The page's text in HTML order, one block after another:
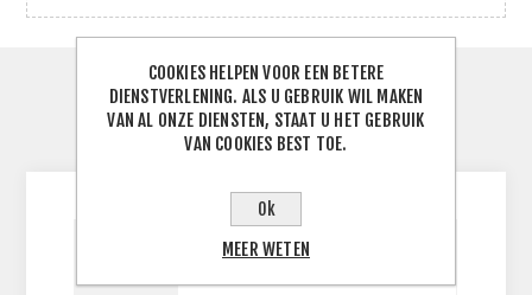
SPECIFICATIES
CONTACTEER ONS
20
COOKIES HELPEN VOOR EEN BETERE
DIENSTVERLENING. ALS U GEBRUIK WIL MAKEN
VAN AL ONZE DIENSTEN, STAAT U HET GEBRUIK
VAN COOKIES BEST TOE.
Ok
MEER WETEN